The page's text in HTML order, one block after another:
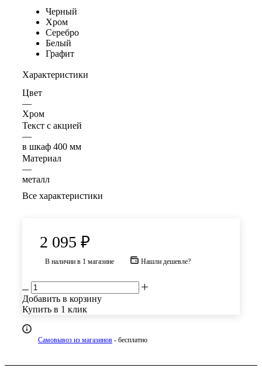
Черный
Хром
Серебро
Белый
Графит
Характеристики
Цвет
—
Хром
Текст с акцией
—
в шкаф 400 мм
Материал
—
металл
Все характеристики
2 095 ₽
В наличии в 1 магазине Нашли дешевле?
Добавить в корзину
Купить в 1 клик
Самовывоз из магазинов - бесплатно